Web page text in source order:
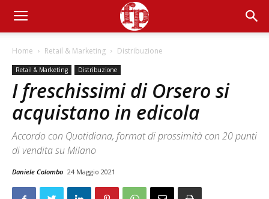
Home Retail & Marketing Distribuzione
Retail & Marketing Distribuzione
I freschissimi di Orsero si
acquistano in edicola
Accordo con Quotidiana, format di prossimità con 20 punti
di vendita su Milano
Daniele Colombo 24 Maggio 2021